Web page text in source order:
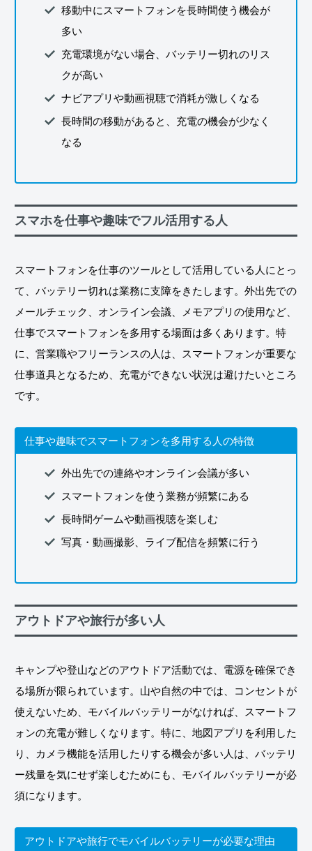
移動中にスマートフォンを長時間使う機会が
多い
充電環境がない場合、バッテリー切れのリス
クが高い
ナビアプリや動画視聴で消耗が激しくなる
長時間の移動があると、充電の機会が少なく
なる
スマホを仕事や趣味でフル活用する人
スマートフォンを仕事のツールとして活用している人にとっ
て、バッテリー切れは業務に支障をきたします。外出先での
メールチェック、オンライン会議、メモアプリの使用など、
仕事でスマートフォンを多用する場面は多くあります。特
に、営業職やフリーランスの人は、スマートフォンが重要な
仕事道具となるため、充電ができない状況は避けたいところ
です。
仕事や趣味でスマートフォンを多用する人の特徴
外出先での連絡やオンライン会議が多い
スマートフォンを使う業務が頻繁にある
長時間ゲームや動画視聴を楽しむ
写真・動画撮影、ライブ配信を頻繁に行う
アウトドアや旅行が多い人
キャンプや登山などのアウトドア活動では、電源を確保でき
る場所が限られています。山や自然の中では、コンセントが
使えないため、モバイルバッテリーがなければ、スマートフ
ォンの充電が難しくなります。特に、地図アプリを利用した
り、カメラ機能を活用したりする機会が多い人は、バッテリ
ー残量を気にせず楽しむためにも、モバイルバッテリーが必
須になります。
アウトドアや旅行でモバイルバッテリーが必要な理由